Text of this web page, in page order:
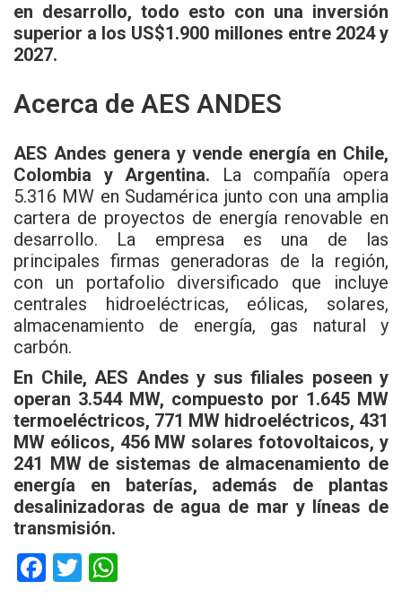
en desarrollo, todo esto con una inversión
superior a los US$1.900 millones entre 2024 y
2027.
Acerca de AES ANDES
AES Andes genera y vende energía en Chile,
Colombia y Argentina. La compañía opera
5.316 MW en Sudamérica junto con una amplia
cartera de proyectos de energía renovable en
desarrollo. La empresa es una de las
principales firmas generadoras de la región,
con un portafolio diversificado que incluye
centrales hidroeléctricas, eólicas, solares,
almacenamiento de energía, gas natural y
carbón.
En Chile, AES Andes y sus filiales poseen y
operan 3.544 MW, compuesto por 1.645 MW
termoeléctricos, 771 MW hidroeléctricos, 431
MW eólicos, 456 MW solares fotovoltaicos, y
241 MW de sistemas de almacenamiento de
energía en baterías, además de plantas
desalinizadoras de agua de mar y líneas de
transmisión.
F
T